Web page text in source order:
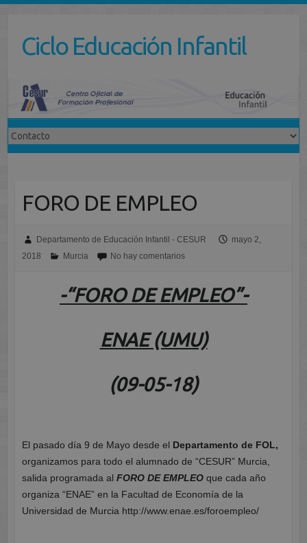
contenidoCiclo Educación Infantil
FORO DE EMPLEO
Departamento de Educación Infantil - CESUR
mayo 2,
2018
Murcia No hay comentarios
-“FORO DE EMPLEO”-
ENAE (UMU)
(09-05-18)
El pasado día 9 de Mayo desde el Departamento de FOL,
organizamos para todo el alumnado de “CESUR” Murcia,
salida programada al FORO DE EMPLEOque cada año
organiza “ENAE” en la Facultad de Economía de la
Universidad de Murcia http://www.enae.es/foroempleo/